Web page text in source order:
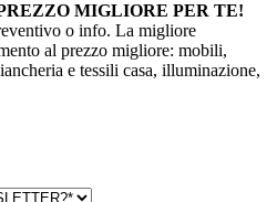
MIGLIORE PER TE!
o info. La migliore
al prezzo migliore: mobili,
e tessili casa, illuminazione,